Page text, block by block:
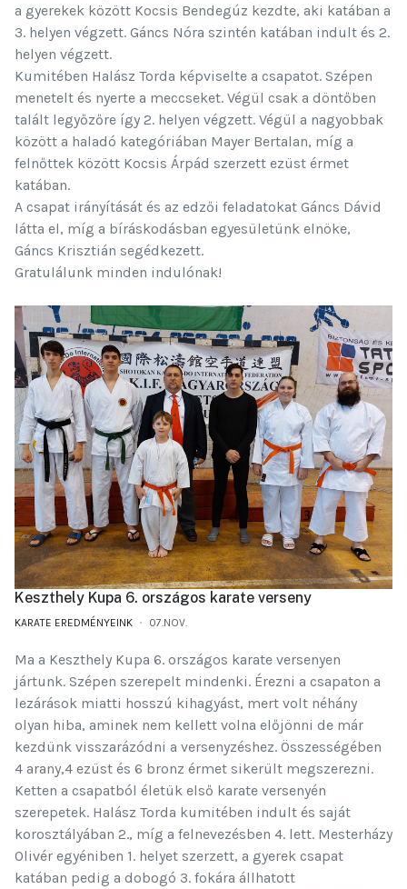
a gyerekek között Kocsis Bendegúz kezdte, aki katában a
3. helyen végzett. Gáncs Nóra szintén katában indult és 2.
helyen végzett.
Kumitében Halász Torda képviselte a csapatot. Szépen
menetelt és nyerte a meccseket. Végül csak a döntőben
talált legyőzőre így 2. helyen végzett. Végül a nagyobbak
között a haladó kategóriában Mayer Bertalan, míg a
felnőttek között Kocsis Árpád szerzett ezüst érmet
katában.
A csapat irányítását és az edzői feladatokat Gáncs Dávid
látta el, míg a bíráskodásban egyesületünk elnöke,
Gáncs Krisztián segédkezett.
Gratulálunk minden indulónak!
Keszthely Kupa 6. országos karate verseny
KARATE EREDMÉNYEINK 07.NOV.
Ma a Keszthely Kupa 6. országos karate versenyen
jártunk. Szépen szerepelt mindenki. Érezni a csapaton a
lezárások miatti hosszú kihagyást, mert volt néhány
olyan hiba, aminek nem kellett volna előjönni de már
kezdünk visszarázódni a versenyzéshez. Összességében
4 arany,4 ezüst és 6 bronz érmet sikerült megszerezni.
Ketten a csapatból életük első karate versenyén
szerepetek. Halász Torda kumitében indult és saját
korosztályában 2., míg a felnevezésben 4. lett. Mesterházy
Olivér egyéniben 1. helyet szerzett, a gyerek csapat
katában pedig a dobogó 3. fokára állhatott